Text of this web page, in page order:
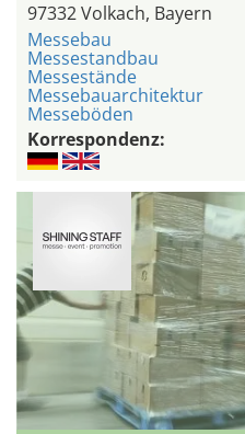
97332 Volkach, Bayern
Messebau
Messestandbau
Messestände
Messebauarchitektur
Messeböden
Korrespondenz: